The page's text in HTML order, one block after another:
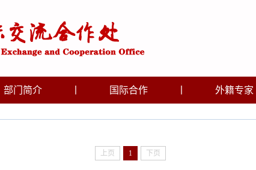
部门简介 国际合作 外籍专家
上页 1 下页